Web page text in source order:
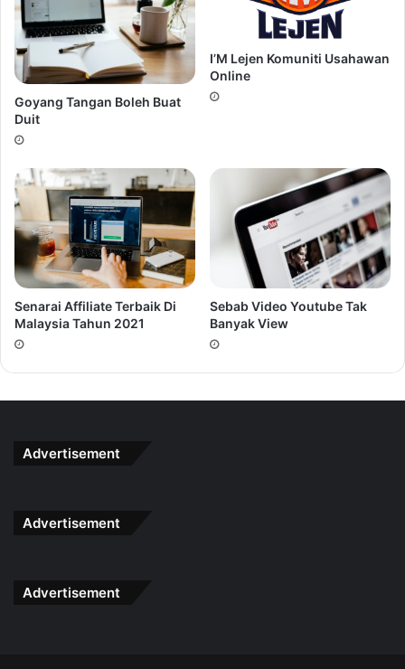
Goyang Tangan Boleh Buat
Duit
I’M Lejen Komuniti Usahawan
Online
Senarai Affiliate Terbaik Di
Malaysia Tahun 2021
Sebab Video Youtube Tak
Banyak View
Advertisement
Advertisement
Advertisement